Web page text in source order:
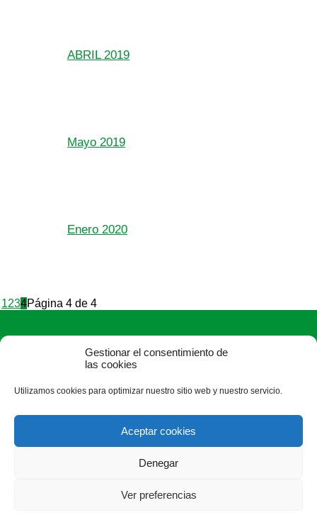
Gestionar el consentimiento de
las cookies
Utilizamos cookies para optimizar nuestro sitio web y nuestro servicio.
Aceptar cookies
Denegar
Ver preferencias
ABRIL 2019
Mayo 2019
Enero 2020
1234Página 4 de 4
ASAJA León - Jóvenes Agricultores
Paseo Salamanca, 1 bajo - 24009 León - España · Tel.: +34
987 24 52 31 · Fax: +34 987 87 60 12 ·